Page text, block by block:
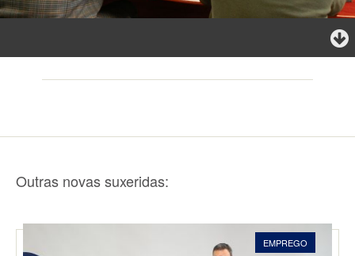
Outras novas suxeridas:
EMPREGO